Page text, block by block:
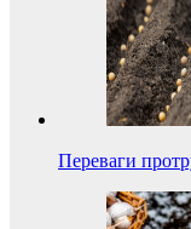
Переваги